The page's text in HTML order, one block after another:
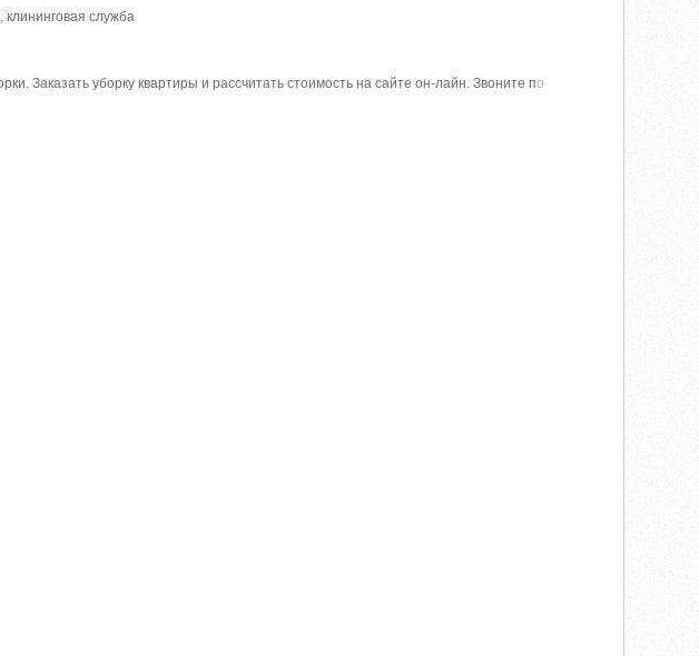
клининговая служба
Заказать уборку квартиры и рассчитать стоимость на сайте он-лайн. Звоните по